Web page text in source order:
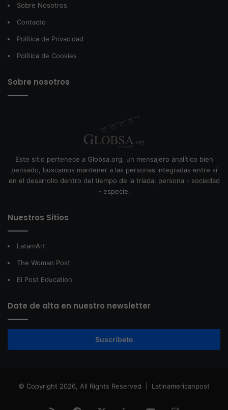
Sobre Nosotros
Contacto
Política de Privacidad
Política de Cookies
Sobre nosotros
Este sitio pertenece a Globsa.org, un mensajero analítico bien
pensado, buscamos mantener a las personas integradas entre sí
en el desarrollo dentro del tiempo de la tríada: persona - sociedad
- especie.
Nuestros Sitios
LatamArt
The Woman Post
El Post Education
Date de alta en nuestro newsletter
Suscríbete
© Copyright 2026, All Rights Reserved | Latinamericanpost